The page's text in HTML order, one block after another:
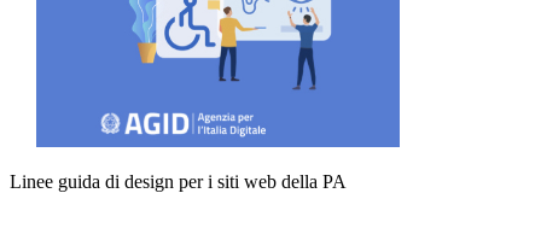
Linee guida di design per i siti web della PA